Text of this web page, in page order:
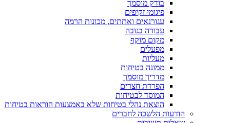
בודק מוסמך
פיגומי זקיפים
עגורנאים ואתתים, מכונות הרמה
עבודה בגובה
מקום מוקף
מפעלים
מעליות
ממונה בטיחות
מדריך מוסמך
הפרדת חצרים
המוסד לבטיחות
הוצאת נהלי בטיחות שלא באמצעות הוראות בטיחות
הודעות הלשכה לחברים